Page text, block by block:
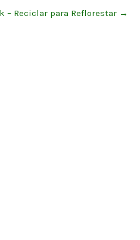
– Reciclar para Reflorestar →